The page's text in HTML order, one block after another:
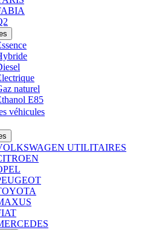
naturel
E85
véhicules
UTILITAIRES